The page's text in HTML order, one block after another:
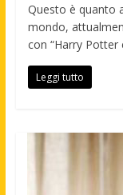
Questo è quanto
mondo,
con “Harry Potter
Leggi tutto